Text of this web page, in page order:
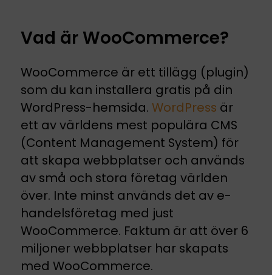
Vad är WooCommerce?
WooCommerce är ett tillägg (plugin)
som du kan installera gratis på din
WordPress-hemsida. WordPress är
ett av världens mest populära CMS
(Content Management System) för
att skapa webbplatser och används
av små och stora företag världen
över. Inte minst används det av e-
handelsföretag med just
WooCommerce. Faktum är att över 6
miljoner webbplatser har skapats
med WooCommerce.